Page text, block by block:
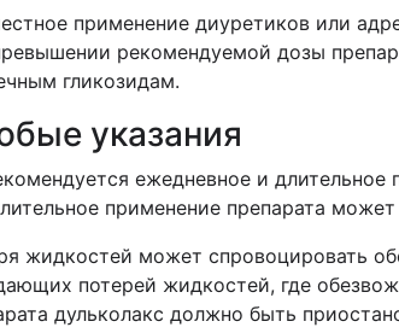
применение диуретиков или
рекомендуемой дозы
гликозидам.
указания
ежедневное и длительное
применение препарата
жидкостей может спровоцировать
потерей жидкостей, где
дульколакс должно быть